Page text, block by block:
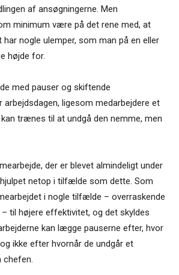
af ansøgningerne. Men
minimum være på det rene med, at
har nogle ulemper, som man på en eller
højde for.
med pauser og skiftende
arbejdsdagen, ligesom medarbejdere et
trænes til at undgå den nemme, men
der er blevet almindeligt under
netop i tilfælde som dette. Som
i nogle tilfælde – overraskende
til højere effektivitet, og det skyldes
kan lægge pauserne efter, hvor
ikke efter hvornår de undgår et
chefen.